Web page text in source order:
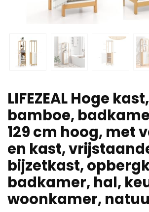
LIFEZEAL Hoge kast,
bamboe,
129 cm hoog, met
en kast,
bijzetkast,
badkamer, hal,
woonkamer,